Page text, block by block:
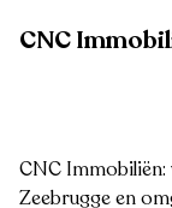
CNC
CNC
Zeebrugge en